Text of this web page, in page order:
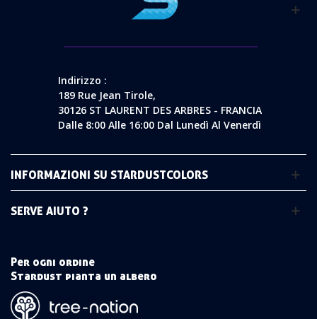
Indirizzo :
189 Rue Jean Tirole,
30126 ST LAURENT DES ARBRES - FRANCIA
Dalle 8:00 Alle 16:00 Dal Lunedì Al Venerdì
INFORMAZIONI SU STARDUSTCOLORS
SERVE AIUTO ?
Per ogni ordine
Stardust pianta un albero